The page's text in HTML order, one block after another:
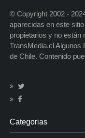
© Copyright 2002 -
aparecidas en este
propietarios y no están
TransMedia.cl Algunos
de Chile. Contenido
Categorias